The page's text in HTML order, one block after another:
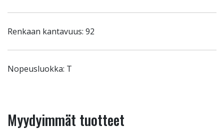
Renkaan kantavuus: 92
Nopeusluokka: T
Myydyimmät tuotteet